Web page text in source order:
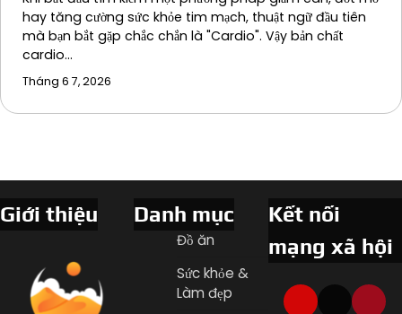
hay tăng cường sức khỏe tim mạch, thuật ngữ đầu tiên
mà bạn bắt gặp chắc chắn là "Cardio". Vậy bản chất
cardio…
Tháng 6 7, 2026
Giới thiệu Danh mục
Đồ ăn
Sức khỏe &
Làm đẹp
Kết nối
mạng xã hội